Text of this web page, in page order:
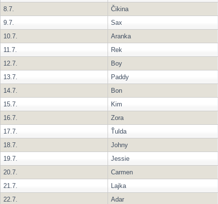
8.7.
Čikina
9.7.
Sax
10.7.
Aranka
11.7.
Rek
12.7.
Boy
13.7.
Paddy
14.7.
Bon
15.7.
Kim
16.7.
Zora
17.7.
Ťulda
18.7.
Johny
19.7.
Jessie
20.7.
Carmen
21.7.
Lajka
22.7.
Adar